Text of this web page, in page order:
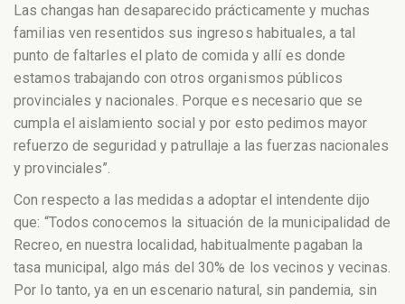
Las changas han desaparecido prácticamente y muchas
familias ven resentidos sus ingresos habituales, a tal
punto de faltarles el plato de comida y allí es donde
estamos trabajando con otros organismos públicos
provinciales y nacionales. Porque es necesario que se
cumpla el aislamiento social y por esto pedimos mayor
refuerzo de seguridad y patrullaje a las fuerzas nacionales
y provinciales”.
Con respecto a las medidas a adoptar el intendente dijo
que: “Todos conocemos la situación de la municipalidad de
Recreo, en nuestra localidad, habitualmente pagaban la
tasa municipal, algo más del 30% de los vecinos y vecinas.
Por lo tanto, ya en un escenario natural, sin pandemia, sin